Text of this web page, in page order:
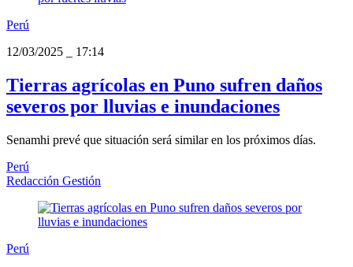
Perú
12/03/2025
17:14
Tierras agrícolas en Puno sufren daños
severos por lluvias e inundaciones
Senamhi prevé que situación será similar en los próximos días.
Perú
Redacción Gestión
Perú